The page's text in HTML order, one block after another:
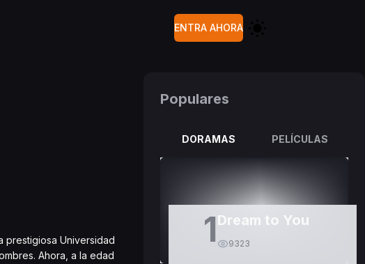
ENTRA AHORA
prestigiosa Universidad
Ahora, a la edad
Populares
DORAMAS PELÍCULAS
1Dream to You
9323